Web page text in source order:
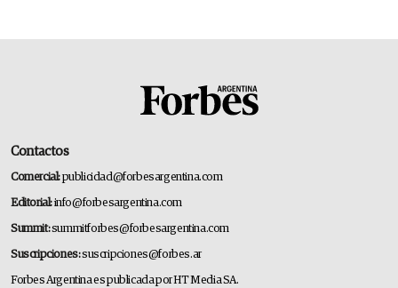
Contactos
Comercial:publicidad@forbesargentina.com
Editorial:info@forbesargentina.com
Summit:summitforbes@forbesargentina.com
Suscripciones:suscripciones@forbes.ar
Forbes Argentina es publicada por HT Media SA.